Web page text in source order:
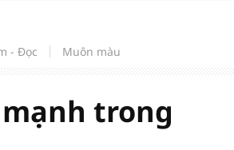
nay ngày 8/8/2026: Tuổi Mão kinh
đằng sau niềm vui lãi lớn
kỳ tăng trưởng mới của bất động
- Đọc Muôn màu
trong